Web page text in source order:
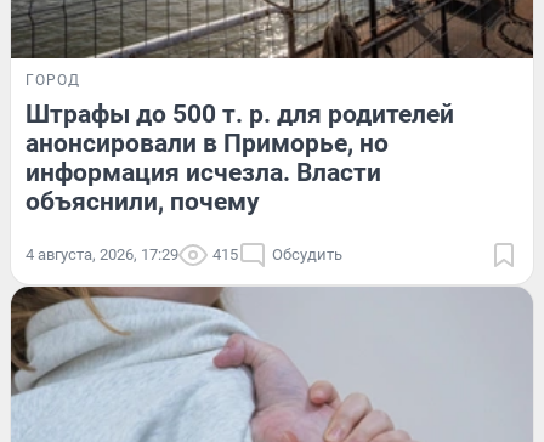
ГОРОД
Штрафы до 500 т. р. для родителей
анонсировали в Приморье, но
информация исчезла. Власти
объяснили, почему
4 августа, 2026, 17:29 415 Обсудить